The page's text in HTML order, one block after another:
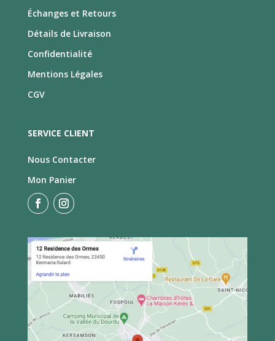
Échanges et Retours
Détails de Livraison
Confidentialité
Mentions Légales
CGV
SERVICE CLIENT
Nous Contacter
Mon Panier